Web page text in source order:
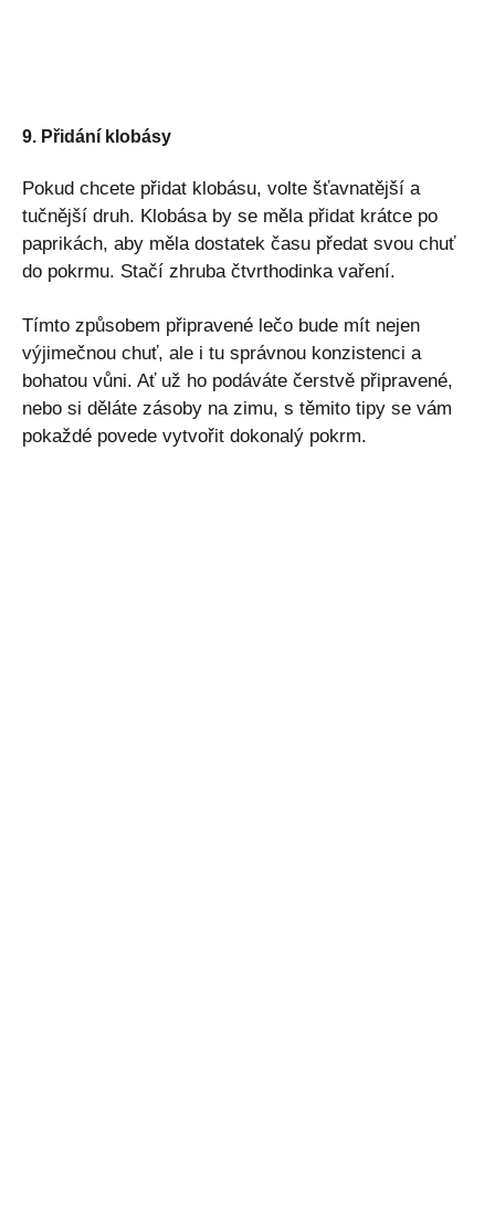
9. Přidání klobásy
Pokud chcete přidat klobásu, volte šťavnatější a
tučnější druh. Klobása by se měla přidat krátce po
paprikách, aby měla dostatek času předat svou chuť
do pokrmu. Stačí zhruba čtvrthodinka vaření.
Tímto způsobem připravené lečo bude mít nejen
výjimečnou chuť, ale i tu správnou konzistenci a
bohatou vůni. Ať už ho podáváte čerstvě připravené,
nebo si děláte zásoby na zimu, s těmito tipy se vám
pokaždé povede vytvořit dokonalý pokrm.